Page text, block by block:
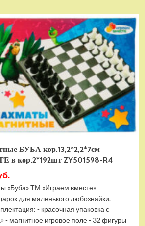
БУБА кор.13,2*2,2*7см
кор.2*192шт ZY501598-R4
«Буба» ТМ «Играем вместе» -
для маленького любознайки.
- красочная упаковка с
- магнитное игровое поле - 32 фигуры